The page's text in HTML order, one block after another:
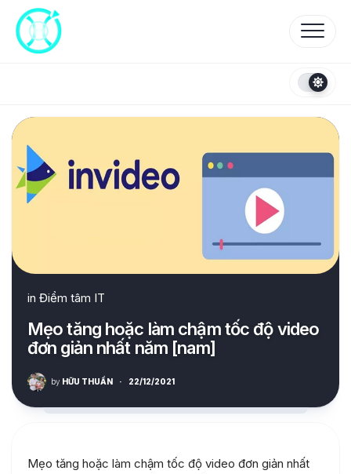
content
in Điểm tâm IT
Mẹo tăng hoặc làm chậm tốc độ video
đơn giản nhất năm [nam]
by HỮU THUẦN · 22/12/2021
Mẹo tăng hoặc làm chậm tốc độ video đơn giản nhất